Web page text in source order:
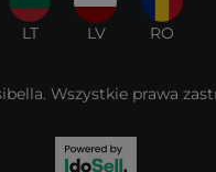
LT LV RO
Wszystkie prawa